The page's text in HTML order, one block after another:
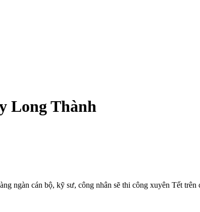
Long Thành
ngàn cán bộ, kỹ sư, công nhân sẽ thi công xuyên Tết trên